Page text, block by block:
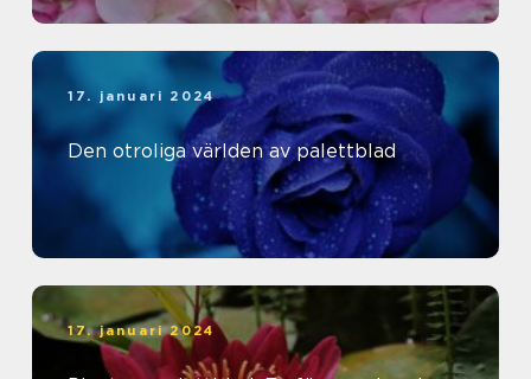
17. januari 2024
Den otroliga världen av palettblad
17. januari 2024